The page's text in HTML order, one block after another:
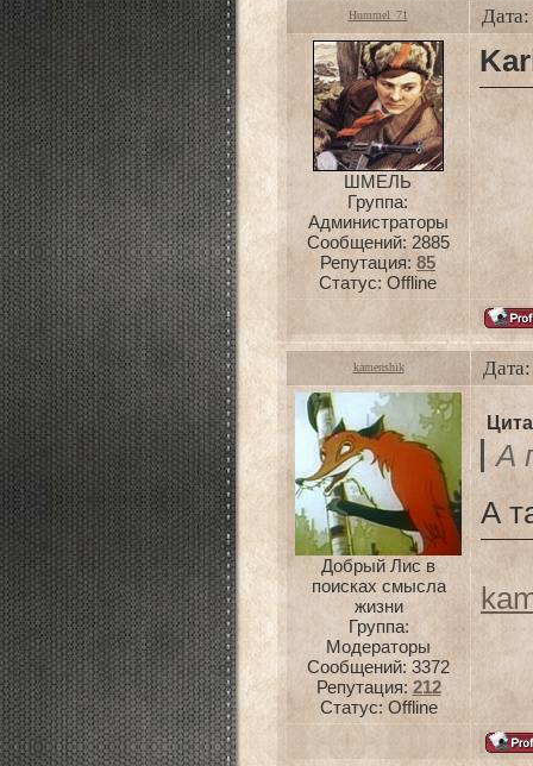
Hummel_71
ШМЕЛЬ
Группа:
Администраторы
Сообщений:2885
Репутация: 85
Статус: Offline
kamenshik
Добрый Лис в
поисках смысла
жизни
Группа:
Модераторы
Сообщений: 3372
Репутация:212
Статус: Offline
А
А